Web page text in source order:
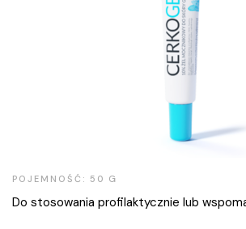
POJEMNOŚĆ: 50 G
Do stosowania profilaktycznie lub